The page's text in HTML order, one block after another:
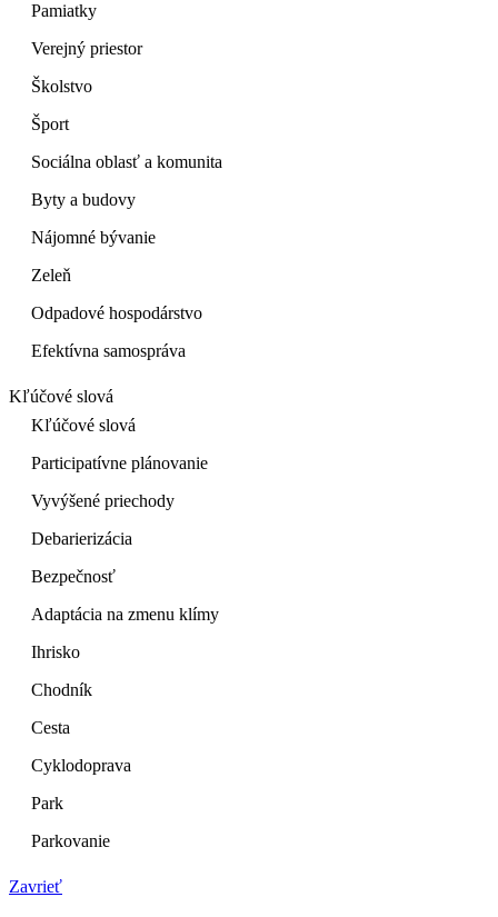
Pamiatky
Verejný priestor
Školstvo
Šport
Sociálna oblasť a komunita
Byty a budovy
Nájomné bývanie
Zeleň
Odpadové hospodárstvo
Efektívna samospráva
Kľúčové slová
Kľúčové slová
Participatívne plánovanie
Vyvýšené priechody
Debarierizácia
Bezpečnosť
Adaptácia na zmenu klímy
Ihrisko
Chodník
Cesta
Cyklodoprava
Park
Parkovanie
Zavrieť